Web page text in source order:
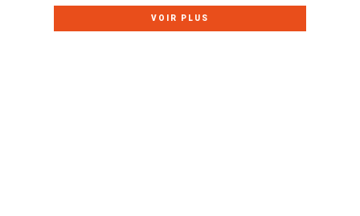
VOIR PLUS